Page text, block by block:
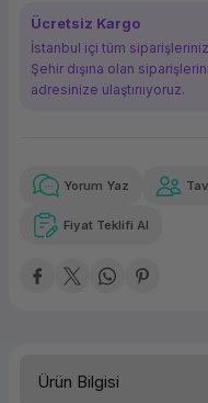
Bileşenleri
Ücretsiz Kargo
İstanbul içi tüm
Şehir dışına olan
adresinize ulaştırııyoruz.
Güvenilir Alışveriş
Kolay iade imkanı
240,48
Yorum Yaz
Fiyat Teklifi Al
Ürün Bilgisi